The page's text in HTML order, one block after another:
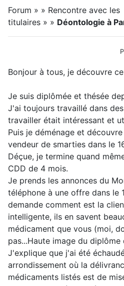
Forum » » Rencontre avec les
titulaires » » Déontologie à
Bonjour à tous, je découvre
Je suis diplômée et thésée
J'ai toujours travaillé dans
travailler était intéressant et
Puis je déménage et
vendeur de smarties dans le
Déçue, je termine quand
CDD de 4 mois.
Je prends les annonces du
téléphone à une offre dans le
demande comment est la
intelligente, ils en savent
médicament que vous (moi,
pas...Haute image du diplôme
J'explique que j'ai été
arrondissement où la
médicaments listés est de